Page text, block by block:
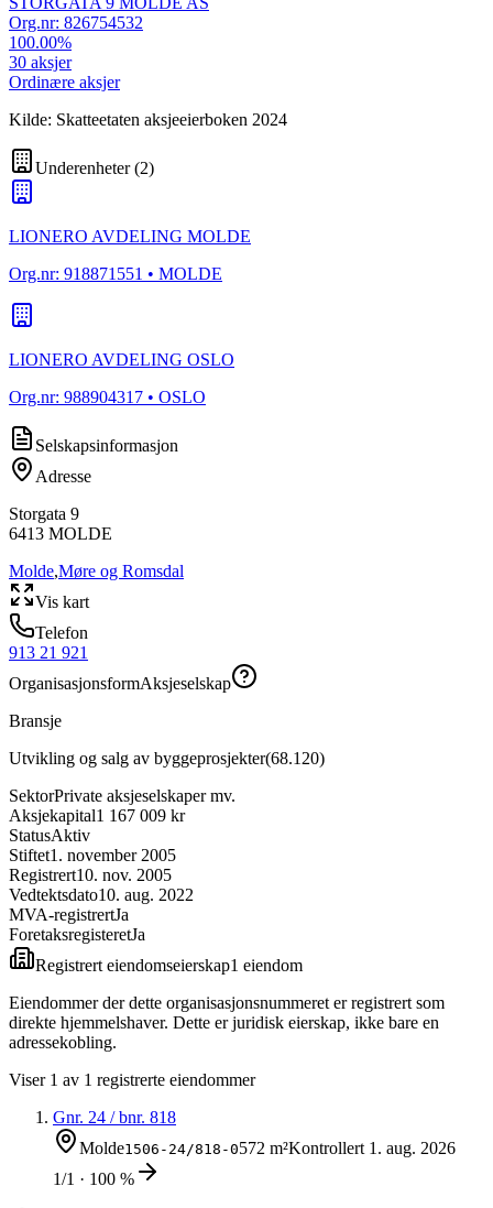
Org.nr: 826754532
100.00%
30 aksjer
Ordinære aksjer
Kilde: Skatteetaten aksjeeierboken 2024
Underenheter(2)
LIONERO AVDELING MOLDE
Org.nr: 918871551 • MOLDE
LIONERO AVDELING OSLO
Org.nr: 988904317 • OSLO
Selskapsinformasjon
Adresse
Storgata 9
6413 MOLDE
Molde,Møre og Romsdal
Vis kart
Telefon
913 21 921
OrganisasjonsformAksjeselskap
Bransje
Utvikling og salg av byggeprosjekter(68.120)
SektorPrivate aksjeselskaper mv.
Aksjekapital1 167 009 kr
StatusAktiv
Stiftet1. november 2005
Registrert10. nov. 2005
Vedtektsdato10. aug. 2022
MVA-registrertJa
ForetaksregisteretJa
Registrert eiendomseierskap1 eiendom
Eiendommer der dette organisasjonsnummeret er registrert som
direkte hjemmelshaver. Dette er juridisk eierskap, ikke bare en
adressekobling.
Viser 1 av 1 registrerte eiendommer
Gnr. 24 / bnr. 818
Molde1506-24/818-0572 m²Kontrollert 1. aug. 2026
1/1 · 100 %